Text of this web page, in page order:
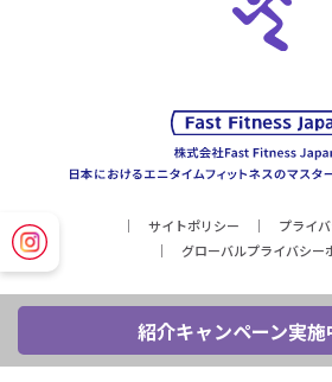
紹介キャンペーン実施
サイトポリシー
プライ
グローバルプライバシー
Copyright © Fast Fitness Japan, Inc. All